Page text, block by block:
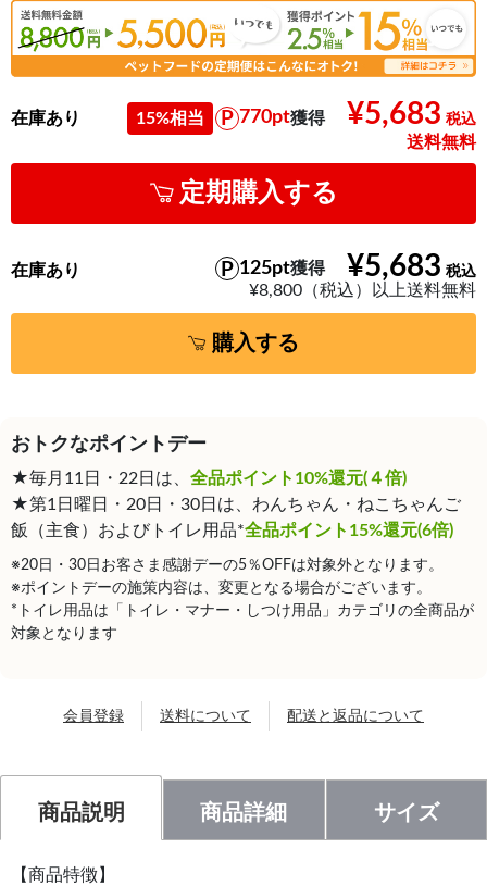
¥5,683
送料無料
15%相当 770pt獲得
在庫あり
定期購入する
¥5,683
125pt獲得
¥8,800（税込）以上送料無料
在庫あり
購入する
おトクなポイントデー
★毎月11日・22日は、 全品ポイント10%還元(４倍)
★第1日曜日・20日・30日は、わんちゃん・ねこちゃんご
飯（主食）およびトイレ用品*全品ポイント15%還元(6倍)
※20日・30日お客さま感謝デーの5％OFFは対象外となります。
※ポイントデーの施策内容は、変更となる場合がございます。
*トイレ用品は「トイレ・マナー・しつけ用品」カテゴリの全商品が
対象となります
会員登録 送料について 配送と返品について
商品説明 商品詳細 サイズ
【商品特徴】